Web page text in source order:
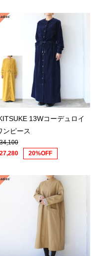
13Wコーデュロイ
ンピース
20%OFF